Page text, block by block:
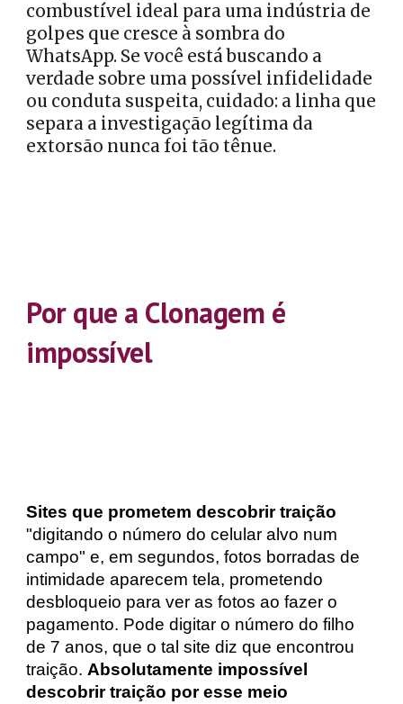
combustível ideal para uma indústria de
golpes que cresce à sombra do
WhatsApp. Se você está buscando a
verdade sobre uma possível infidelidade
ou conduta suspeita, cuidado: a linha que
separa a investigação legítima da
extorsão nunca foi tão tênue.
Por que a Clonagem é
impossível
Sites que prometem descobrir traição
"digitando o número do celular alvo num
campo" e, em segundos, fotos borradas de
intimidade aparecem tela, prometendo
desbloqueio para ver as fotos ao fazer o
pagamento. Pode digitar o número do filho
de 7 anos, que o tal site diz que encontrou
traição. Absolutamente impossível
descobrir traição por esse meio